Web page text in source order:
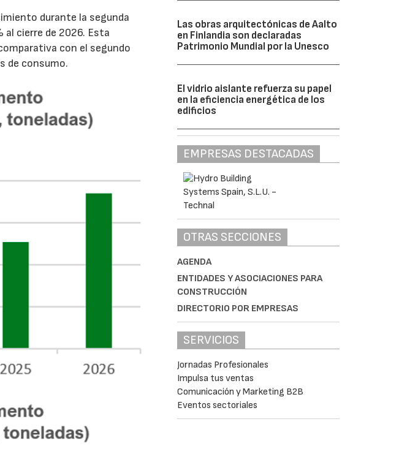
durante la segunda
cierre de 2026. Esta
con el segundo
de consumo.
Las obras arquitectónicas de Aalto
en Finlandia son declaradas
Patrimonio Mundial por la Unesco
El vidrio aislante refuerza su papel
en la eficiencia energética de los
edificios
EMPRESAS DESTACADAS
OTRAS SECCIONES
AGENDA
ENTIDADES Y ASOCIACIONES PARA
CONSTRUCCIÓN
DIRECTORIO POR EMPRESAS
SERVICIOS
Jornadas Profesionales
Impulsa tus ventas
Comunicación y Marketing B2B
Eventos sectoriales